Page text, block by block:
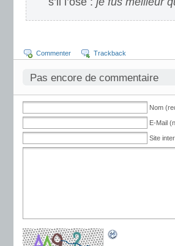
Commenter Trackback
Pas encore de commentaire
Nom
E-Mail
Site